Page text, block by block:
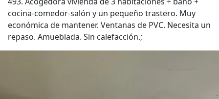
cocina-comedor-salón y un pequeño trastero. Muy
económica de mantener. Ventanas de PVC. Necesita un
repaso. Amueblada. Sin calefacción.;